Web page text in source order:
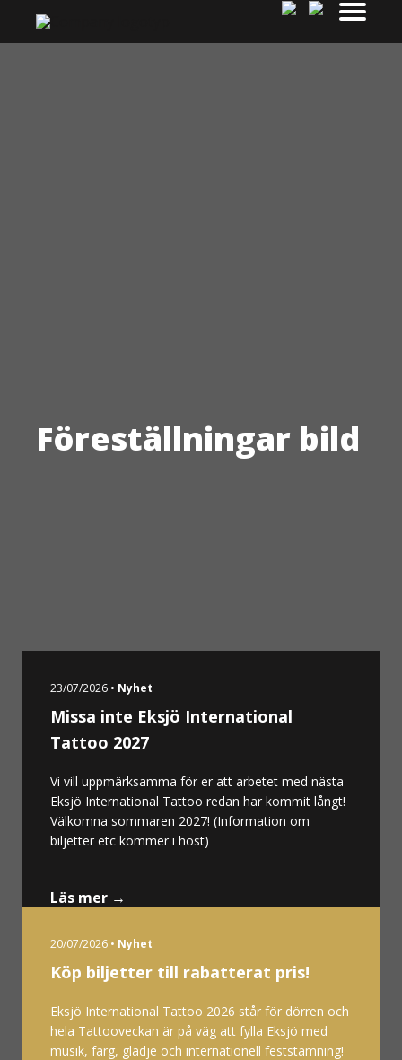
Föreställningar bild
23/07/2026 • Nyhet
Missa inte Eksjö International
Tattoo 2027
Vi vill uppmärksamma för er att arbetet med nästa
Eksjö International Tattoo redan har kommit långt!
Välkomna sommaren 2027! (Information om
biljetter etc kommer i höst)
Läs mer →
20/07/2026 • Nyhet
Köp biljetter till rabatterat pris!
Eksjö International Tattoo 2026 står för dörren och
hela Tattooveckan är på väg att fylla Eksjö med
musik, färg, glädje och internationell feststämning!